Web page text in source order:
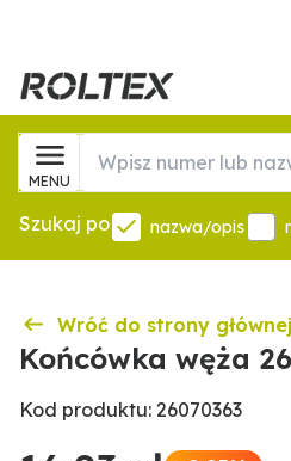
MENU
Szukaj po nazwa/opis
Wróć do strony głównej
Końcówka węża
Kod produktu: 26070363